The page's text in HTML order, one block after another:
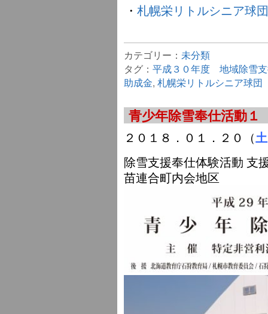
・ 札幌栄リトルシニア球団
カテゴリー： 未分類
タグ： 平成３０年度 地域除雪
助成金, 札幌栄リトルシニア球団
青少年除雪奉仕活動１
２０１８．０１．２０（土
除雪支援奉仕体験活動 支
苗連合町内会地区